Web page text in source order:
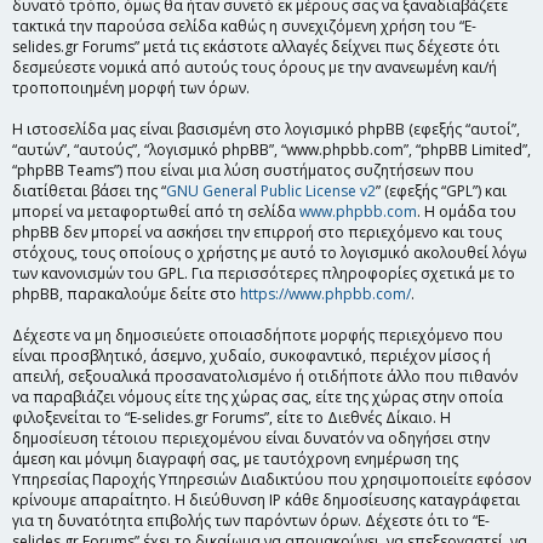
δυνατό τρόπο, όμως θα ήταν συνετό εκ μέρους σας να ξαναδιαβάζετε
τακτικά την παρούσα σελίδα καθώς η συνεχιζόμενη χρήση του “E-
selides.gr Forums” μετά τις εκάστοτε αλλαγές δείχνει πως δέχεστε ότι
δεσμεύεστε νομικά από αυτούς τους όρους με την ανανεωμένη και/ή
τροποποιημένη μορφή των όρων.
Η ιστοσελίδα μας είναι βασισμένη στο λογισμικό phpBB (εφεξής “αυτοί”,
“αυτών”, “αυτούς”, “λογισμικό phpBB”, “www.phpbb.com”, “phpBB Limited”,
“phpBB Teams”) που είναι μια λύση συστήματος συζητήσεων που
διατίθεται βάσει της “GNU General Public License v2” (εφεξής “GPL”) και
μπορεί να μεταφορτωθεί από τη σελίδαwww.phpbb.com. Η ομάδα του
phpBB δεν μπορεί να ασκήσει την επιρροή στο περιεχόμενο και τους
στόχους, τους οποίους ο χρήστης με αυτό το λογισμικό ακολουθεί λόγω
των κανονισμών του GPL. Για περισσότερες πληροφορίες σχετικά με το
phpBB, παρακαλούμε δείτε στο https://www.phpbb.com/.
Δέχεστε να μη δημοσιεύετε οποιασδήποτε μορφής περιεχόμενο που
είναι προσβλητικό, άσεμνο, χυδαίο, συκοφαντικό, περιέχον μίσος ή
απειλή, σεξουαλικά προσανατολισμένο ή οτιδήποτε άλλο που πιθανόν
να παραβιάζει νόμους είτε της χώρας σας, είτε της χώρας στην οποία
φιλοξενείται το “E-selides.gr Forums”, είτε το Διεθνές Δίκαιο. Η
δημοσίευση τέτοιου περιεχομένου είναι δυνατόν να οδηγήσει στην
άμεση και μόνιμη διαγραφή σας, με ταυτόχρονη ενημέρωση της
Υπηρεσίας Παροχής Υπηρεσιών Διαδικτύου που χρησιμοποιείτε εφόσον
κρίνουμε απαραίτητο. Η διεύθυνση IP κάθε δημοσίευσης καταγράφεται
για τη δυνατότητα επιβολής των παρόντων όρων. Δέχεστε ότι το “E-